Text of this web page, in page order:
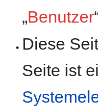
„Benutzer
Diese
Seite ist